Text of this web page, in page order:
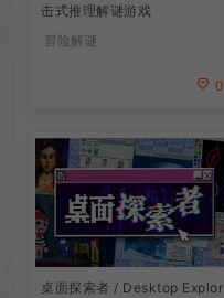
击式推理解谜游戏
冒险解谜
0
桌面探索者 / Desktop Explor